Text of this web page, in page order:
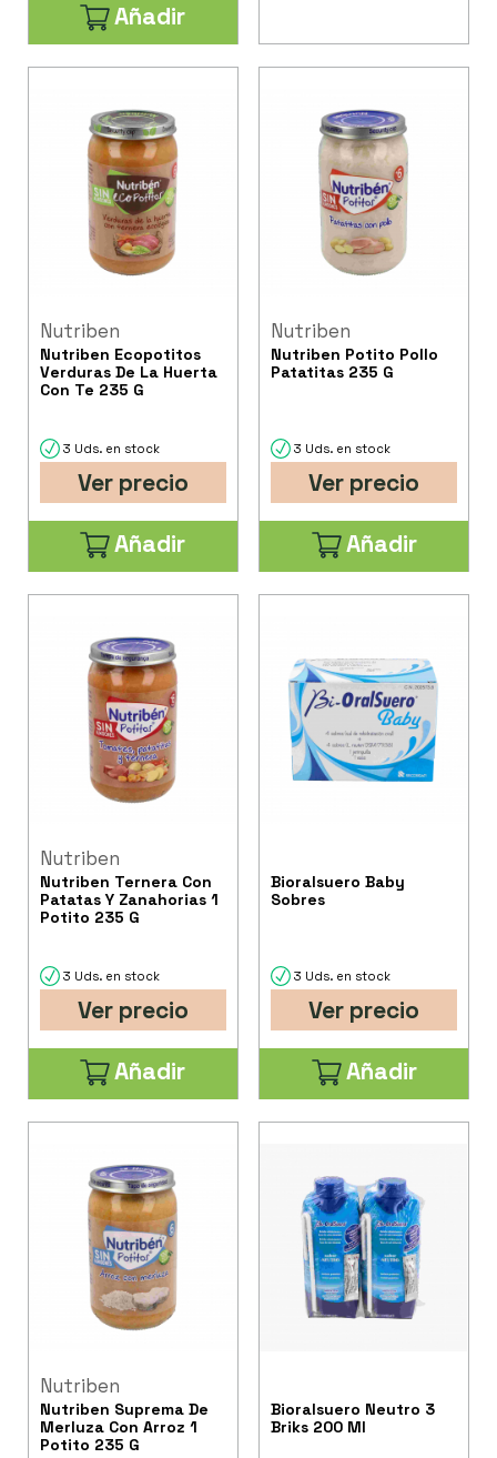
Añadir
Nutriben
Nutriben Ecopotitos
Verduras De La Huerta
Con Te 235 G
3 Uds. en stock
Ver precio
Añadir
Nutriben
Nutriben Potito Pollo
Patatitas 235 G
3 Uds. en stock
Ver precio
Añadir
Nutriben
Nutriben Ternera Con
Patatas Y Zanahorias 1
Potito 235 G
3 Uds. en stock
Ver precio
Añadir
Bioralsuero Baby
Sobres
3 Uds. en stock
Ver precio
Añadir
Nutriben
Nutriben Suprema De
Merluza Con Arroz 1
Potito 235 G
Bioralsuero Neutro 3
Briks 200 Ml